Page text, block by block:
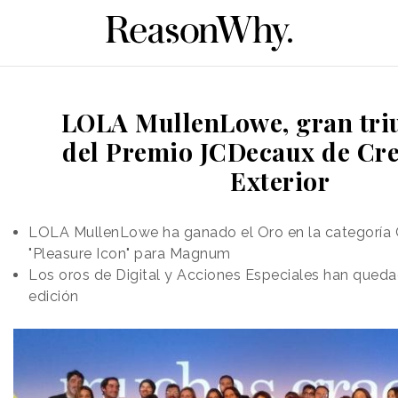
LOLA MullenLowe, gran
del Premio JCDecaux de
Exterior
LOLA MullenLowe ha ganado el Oro en la categoría
"Pleasure Icon" para Magnum
Los oros de Digital y Acciones Especiales han
edición